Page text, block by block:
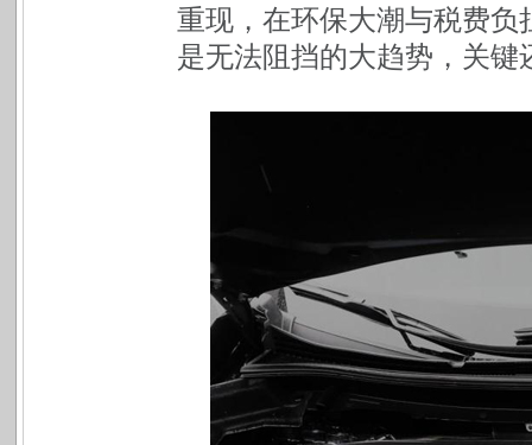
重现，在环保大潮与税费
是无法阻挡的大趋势，关